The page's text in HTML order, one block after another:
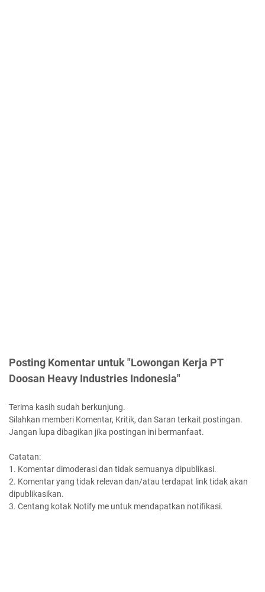
Posting Komentar untuk "Lowongan Kerja PT
Doosan Heavy Industries Indonesia"
Terima kasih sudah berkunjung.
Silahkan memberi Komentar, Kritik, dan Saran terkait postingan.
Jangan lupa dibagikan jika postingan ini bermanfaat.
Catatan:
1. Komentar dimoderasi dan tidak semuanya dipublikasi.
2. Komentar yang tidak relevan dan/atau terdapat link tidak akan
dipublikasikan.
3. Centang kotak Notify me untuk mendapatkan notifikasi.